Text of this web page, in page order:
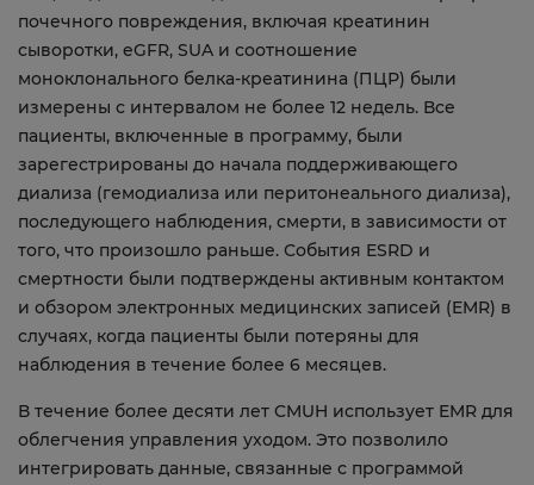
почечного повреждения, включая креатинин
сыворотки, eGFR, SUA и соотношение
моноклонального белка-креатинина (ПЦР) были
измерены с интервалом не более 12 недель. Все
пациенты, включенные в программу, были
зарегестрированы до начала поддерживающего
диализа (гемодиализа или перитонеального диализа),
последующего наблюдения, смерти, в зависимости от
того, что произошло раньше. События ESRD и
смертности были подтверждены активным контактом
и обзором электронных медицинских записей (EMR) в
случаях, когда пациенты были потеряны для
наблюдения в течение более 6 месяцев.
В течение более десяти лет CMUH использует EMR для
облегчения управления уходом. Это позволило
интегрировать данные, связанные с программой